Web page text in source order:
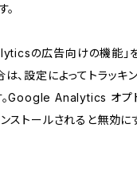
。
の広告向けの機能」
、設定によってトラッキ
。Google Analytics オプ
ストールされると無効に